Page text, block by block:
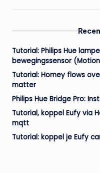
Tutorial: Philips Hue
bewegingssensor
Tutorial: Homey flows
matter
Philips Hue Bridge Pro:
Tutorial, koppel Eufy via
mqtt
Tutorial: koppel je Eufy